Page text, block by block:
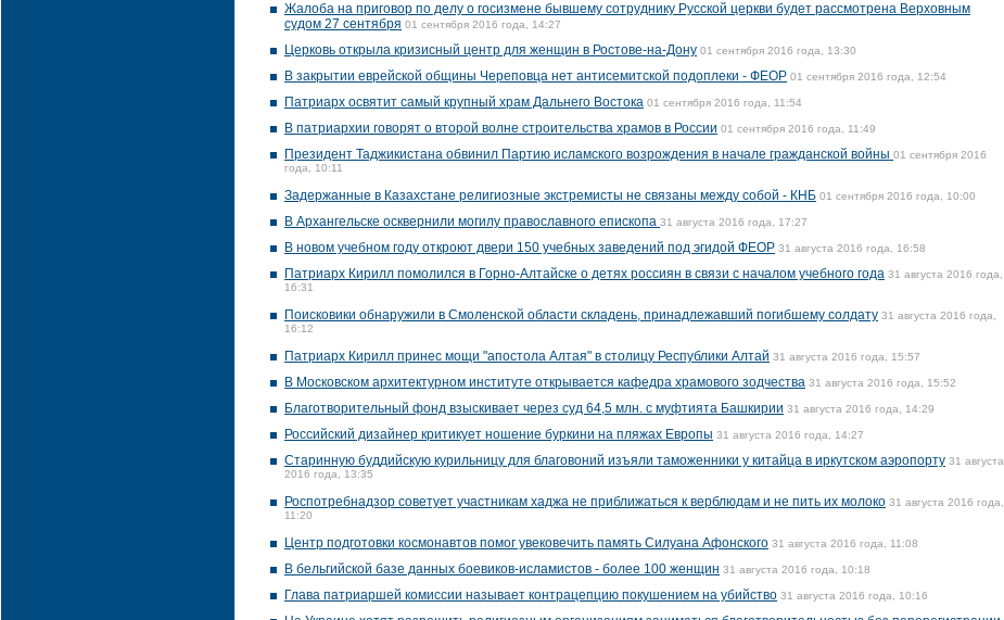
Жалоба на приговор по делу о госизмене бывшему сотруднику Русской церкви будет рассмотрена Верховным
судом 27 сентября 01 сентября 2016 года, 14:27
Церковь открыла кризисный центр для женщин в Ростове-на-Дону 01 сентября 2016 года, 13:30
В закрытии еврейской общины Череповца нет антисемитской подоплеки - ФЕОР 01 сентября 2016 года, 12:54
Патриарх освятит самый крупный храм Дальнего Востока 01 сентября 2016 года, 11:54
В патриархии говорят о второй волне строительства храмов в России 01 сентября 2016 года, 11:49
Президент Таджикистана обвинил Партию исламского возрождения в начале гражданской войны 01 сентября 2016
года, 10:11
Задержанные в Казахстане религиозные экстремисты не связаны между собой - КНБ 01 сентября 2016 года, 10:00
В Архангельске осквернили могилу православного епископа 31 августа 2016 года, 17:27
В новом учебном году откроют двери 150 учебных заведений под эгидой ФЕОР 31 августа 2016 года, 16:58
Патриарх Кирилл помолился в Горно-Алтайске о детях россиян в связи с началом учебного года 31 августа 2016 года,
16:31
Поисковики обнаружили в Смоленской области складень, принадлежавший погибшему солдату 31 августа 2016 года,
16:12
Патриарх Кирилл принес мощи "апостола Алтая" в столицу Республики Алтай 31 августа 2016 года, 15:57
В Московском архитектурном институте открывается кафедра храмового зодчества 31 августа 2016 года, 15:52
Благотворительный фонд взыскивает через суд 64,5 млн. с муфтията Башкирии 31 августа 2016 года, 14:29
Российский дизайнер критикует ношение буркини на пляжах Европы 31 августа 2016 года, 14:27
Старинную буддийскую курильницу для благовоний изъяли таможенники у китайца в иркутском аэропорту 31 августа
2016 года, 13:35
Роспотребнадзор советует участникам хаджа не приближаться к верблюдам и не пить их молоко 31 августа 2016 года,
11:20
Центр подготовки космонавтов помог увековечить память Силуана Афонского 31 августа 2016 года, 11:08
В бельгийской базе данных боевиков-исламистов - более 100 женщин 31 августа 2016 года, 10:18
Глава патриаршей комиссии называет контрацепцию покушением на убийство 31 августа 2016 года, 10:16